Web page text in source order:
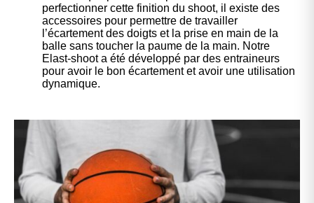
perfectionner cette finition du shoot, il existe des
accessoires pour permettre de travailler
l’écartement des doigts et la prise en main de la
balle sans toucher la paume de la main. Notre
Elast-shoot a été développé par des entraineurs
pour avoir le bon écartement et avoir une utilisation
dynamique.